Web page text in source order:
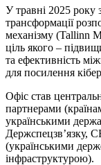
У травні 2025 року
трансформації
механізму (Tallinn
ціль якого –
та ефективність
для посилення
Офіс став
партнерами
українськими
Держспецзв’язку,
(українськими
інфраструктурою).